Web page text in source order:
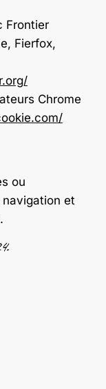
Frontier
Fierfox,
Chrome
ou
et